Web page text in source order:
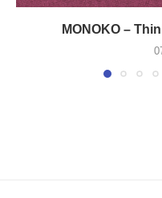
MONOKO –